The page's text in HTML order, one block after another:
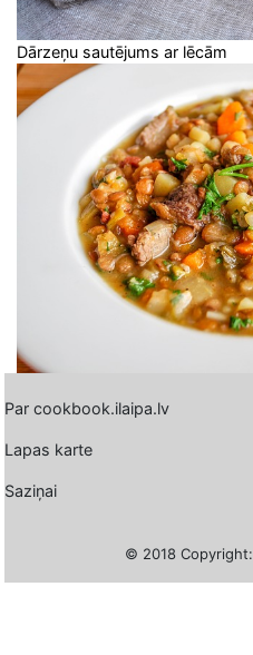
Dārzeņu sautējums ar lēcām
Par cookbook.ilaipa.lv
Lapas karte
Saziņai
© 2018